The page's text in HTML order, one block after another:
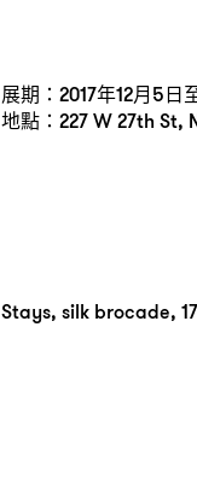
展期：2017年12月5日
地點：227 W 27th St,
Stays, silk brocade,